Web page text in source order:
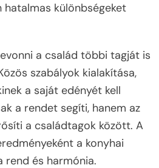
hatalmas különbségeket
a család többi tagját is
szabályok kialakítása,
a saját edényét kell
a rendet segíti, hanem az
a családtagok között. A
a konyhai
rend és harmónia.